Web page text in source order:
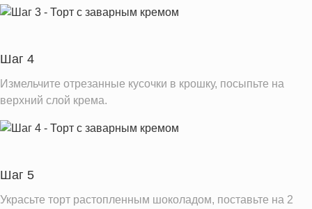
Информация для одной порции
Шаг 4
Измельчите отрезанные кусочки в крошку, посыпьте на
верхний слой крема.
Шаг 5
Украсьте торт растопленным шоколадом, поставьте на 2